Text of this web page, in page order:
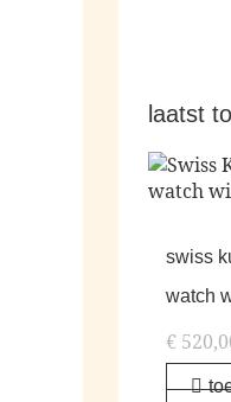
laatst
swiss
watch
€